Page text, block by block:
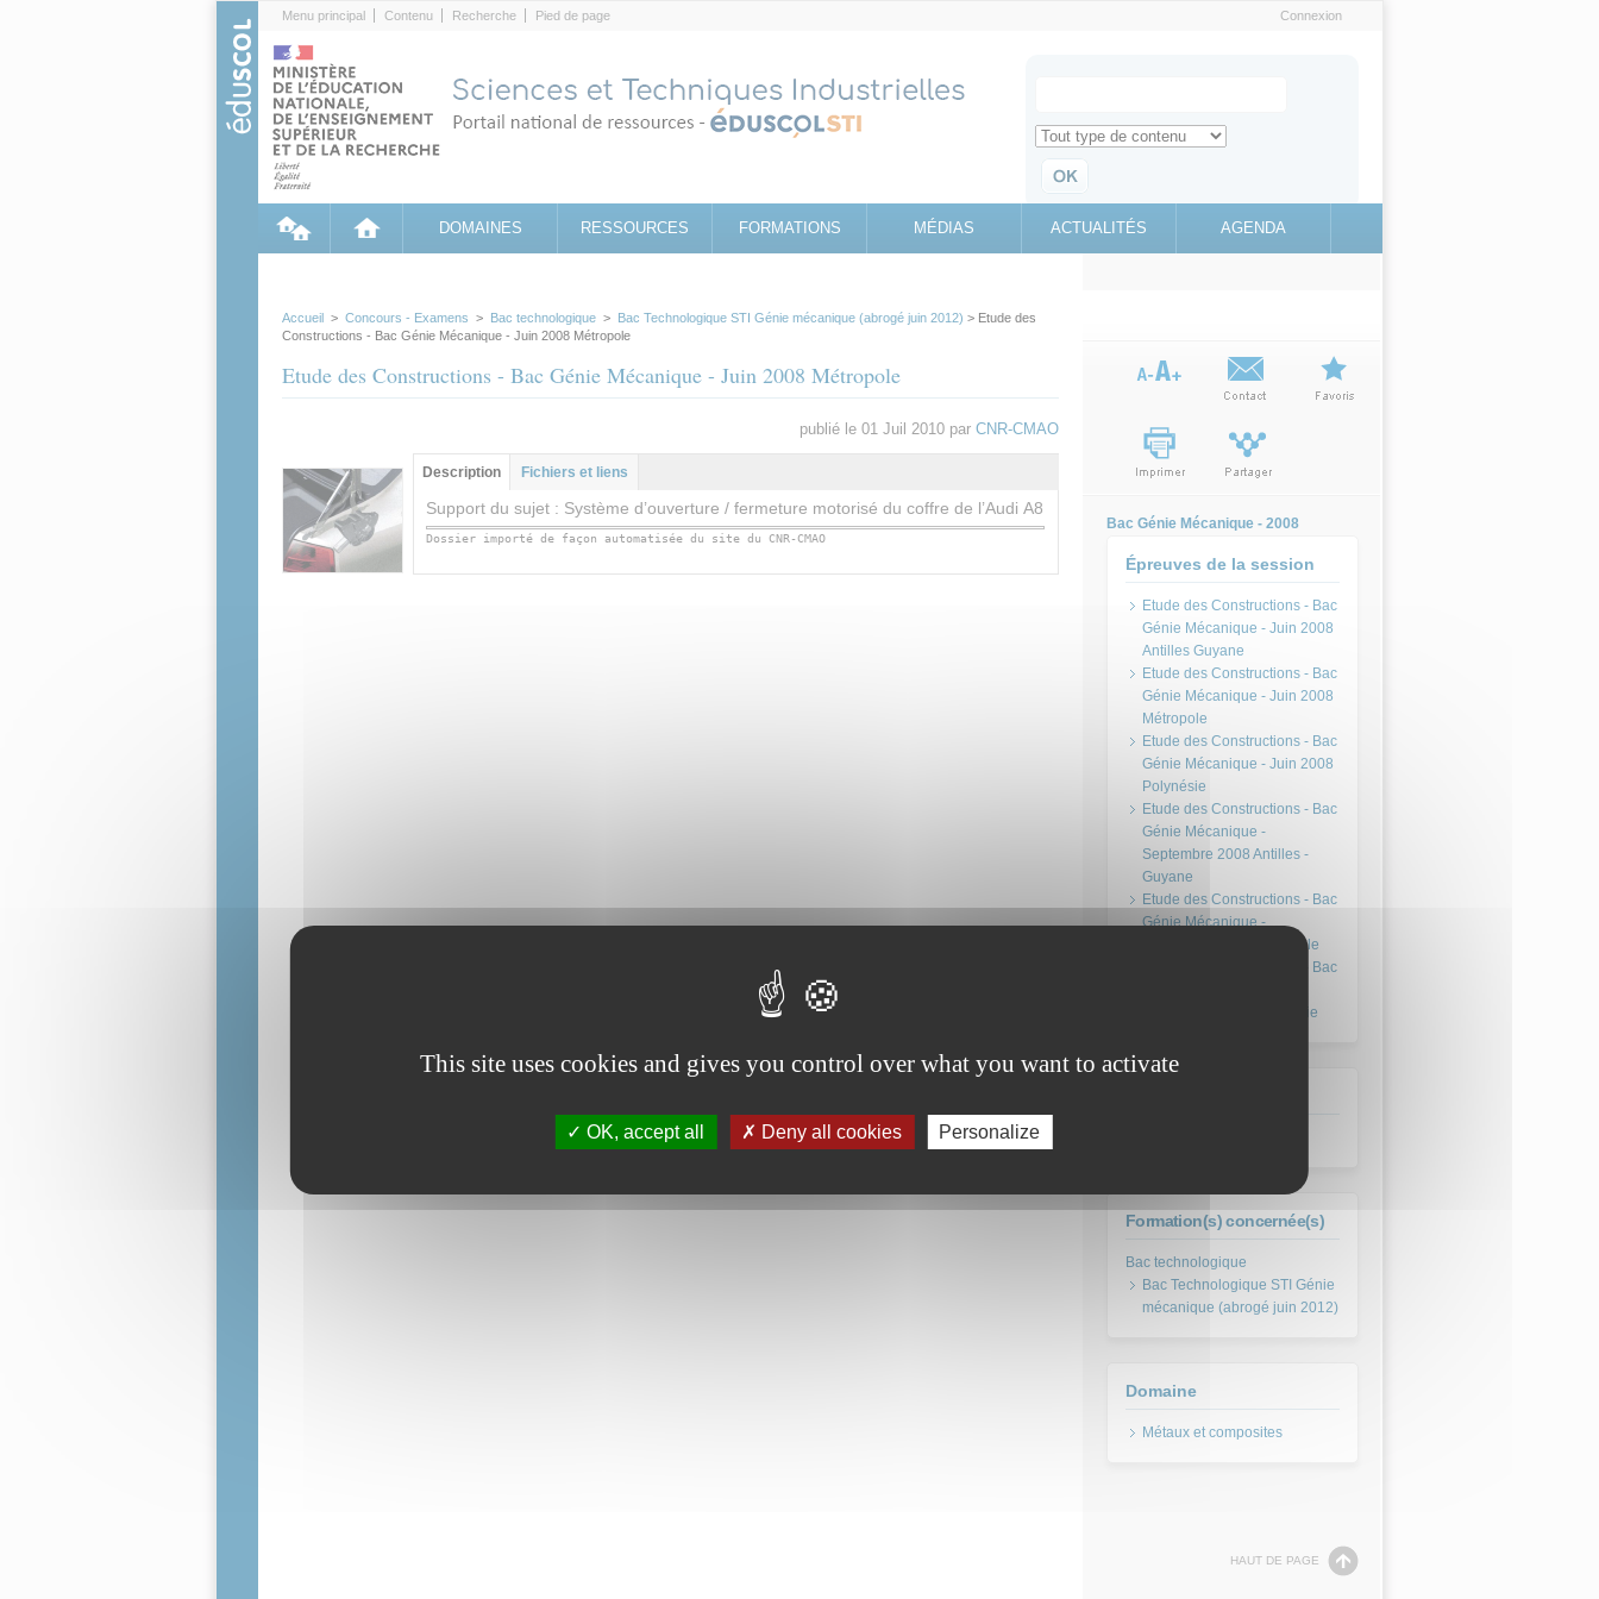
Menu principal Contenu Recherche Pied de page Connexion
Search for
Retrouvez toute l'information sur le site education.gouv.fr
DOMAINES RESSOURCES FORMATIONS MÉDIAS ACTUALITÉS AGENDA
Accueil > Concours - Examens > Bac technologique > Bac Technologique STI Génie mécanique (abrogé juin 2012) > Etude des
Constructions - Bac Génie Mécanique - Juin 2008 Métropole
Etude des Constructions - Bac Génie Mécanique - Juin 2008 Métropole
publié le 01 Juil 2010 par CNR-CMAO
Groupe principal
Description (onglet
actif)
Fichiers et liens
Support du sujet : Système d’ouverture / fermeture motorisé du coffre de l’Audi A8
Dossier importé de façon automatisée du site du CNR-CMAO
Bac Génie Mécanique - 2008
Épreuves de la session
Etude des Constructions - Bac
Génie Mécanique - Juin 2008
Antilles Guyane
Etude des Constructions - Bac
Génie Mécanique - Juin 2008
Métropole
Etude des Constructions - Bac
Génie Mécanique - Juin 2008
Polynésie
Etude des Constructions - Bac
Génie Mécanique -
Septembre 2008 Antilles -
Guyane
Etude des Constructions - Bac
Génie Mécanique -
Septembre 2008 Métropole
Etude des Constructions - Bac
Septembre 2008 Polynésie
Formation(s) concernée(s)
Bac Technologique STI Génie
mécanique (abrogé juin 2012)
Domaine
HAUT DE PAGE
This site uses cookies and gives you control over what you want to activate
OK, accept all Deny all cookies Personalize